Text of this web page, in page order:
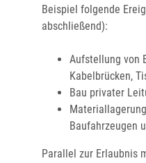
Beispiel folgende
abschließend):
Aufstellung von
Kabelbrücken,
Bau privater
Baufahrzeugen
Parallel zur Erlaubnis